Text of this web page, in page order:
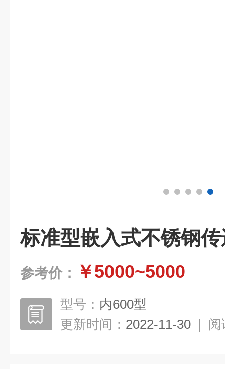
标准型嵌入式不锈钢
参考价： ￥5000~5000
型号： 内600型
更新时间： 2022-11-30 | 阅